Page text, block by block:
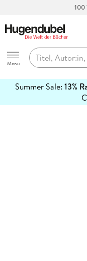
100
Hugendubel
Menu
Summer Sale: 13%
erfahren